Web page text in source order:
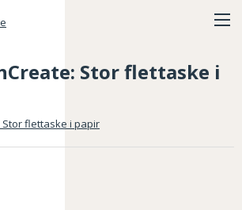
Stor flettaske i